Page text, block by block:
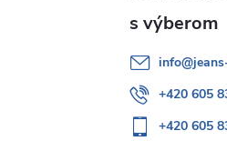
info@
+420 605
+420 605